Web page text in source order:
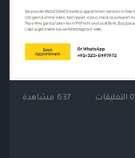
0 التعليقات